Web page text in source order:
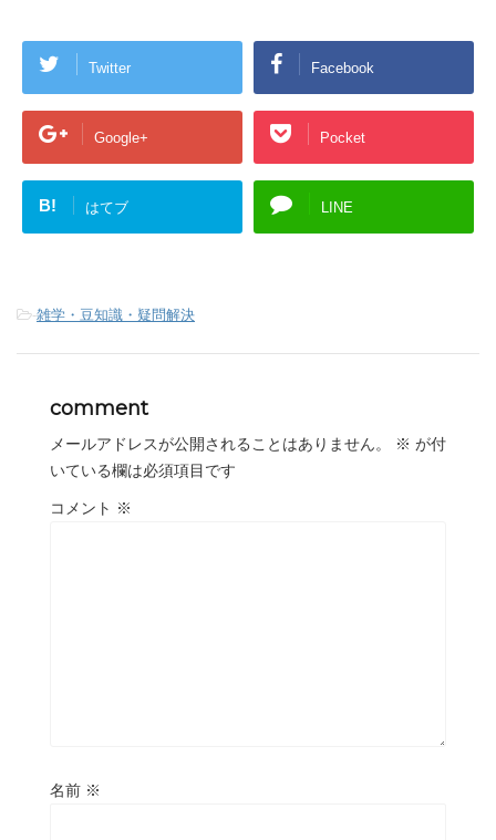
Twitter Facebook
Google+ Pocket
B! はてブ LINE
-雑学・豆知識・疑問解決
comment
メールアドレスが公開されることはありません。 ※ が付
いている欄は必須項目です
コメント ※
名前 ※